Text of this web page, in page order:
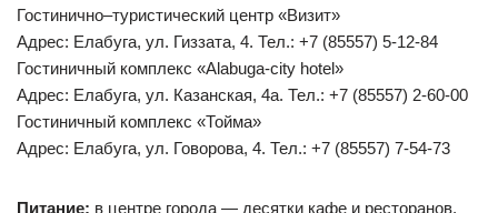
Гостинично–туристический центр «Визит»
Адрес: Елабуга, ул. Гиззата, 4. Тел.: +7 (85557) 5-12-84
Гостиничный комплекс «Alabuga-city hotel»
Адрес: Елабуга, ул. Казанская, 4а. Тел.: +7 (85557) 2-60-00
Гостиничный комплекс «Тойма»
Адрес: Елабуга, ул. Говорова, 4. Тел.: +7 (85557) 7-54-73
Питание: в центре города — десятки кафе и ресторанов,